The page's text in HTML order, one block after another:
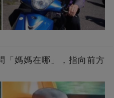
「媽媽在哪」，指向前方